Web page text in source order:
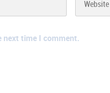
next time I comment.